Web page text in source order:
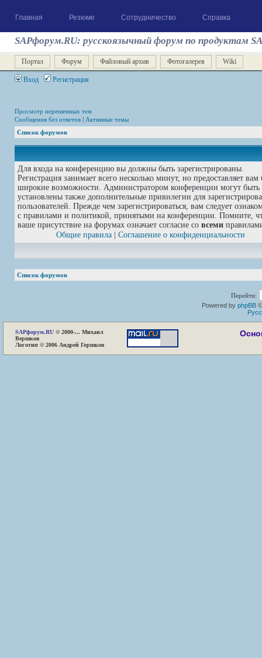
Главная Резюме Сотрудничество Справка
SAPфорум.RU: русскоязычный форум по продуктам
Портал Форум Файловый архив Фотогалерея Wiki
Вход Регистрация
Просмотр нерешенных тем
Сообщения без ответов | Активные темы
Список форумов
Для входа на конференцию вы должны быть зарегистрированы.
Регистрация занимает всего несколько минут, но предоставляет вам
широкие возможности. Администратором конференции могут быть
установлены также дополнительные привилегии для
пользователей. Прежде чем зарегистрироваться, вам следует
с правилами и политикой, принятыми на конференции. Помните,
ваше присутствие на форумах означает согласие со всеми
Общие правила
Соглашение о конфиденциальности
Список форумов
Перейти:
Powered by phpBB
SAPфорум.RU © 2000-... Михаил
Вершков
Логотип © 2006 Андрей Горшков